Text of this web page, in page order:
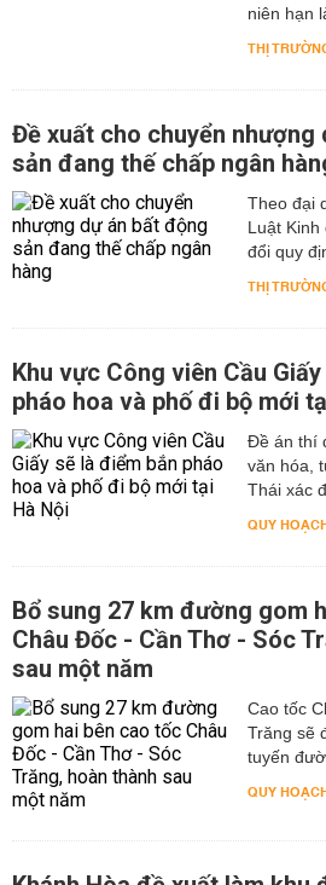
niên hạn
THỊ
Đề xuất cho chuyển nhượng
sản đang thế chấp ngân
Theo đại
Luật Kinh
đổi quy
THỊ
Khu vực Công viên Cầu
pháo hoa và phố đi bộ mới
Đề án thí
văn hóa,
Thái xác
QUY
Bổ sung 27 km đường gom
Châu Đốc - Cần Thơ - Sóc
sau một năm
Cao tốc
Trăng sẽ
tuyến
QUY